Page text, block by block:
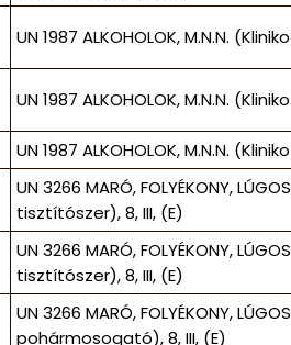
UN 1987 ALKOHOLOK, M.N.N.
UN 1987 ALKOHOLOK, M.N.N.
UN 1987 ALKOHOLOK, M.N.N.
UN 3266 MARÓ, FOLYÉKONY,
tisztítószer), 8, III, (E)
UN 3266 MARÓ, FOLYÉKONY,
tisztítószer), 8, III, (E)
UN 3266 MARÓ, FOLYÉKONY,
pohármosogató), 8, III, (E)